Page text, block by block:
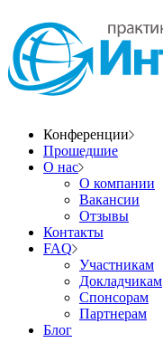
Конференции
Прошедшие
О нас
О компании
Вакансии
Отзывы
Контакты
FAQ
Участникам
Докладчикам
Спонсорам
Партнерам
Блог